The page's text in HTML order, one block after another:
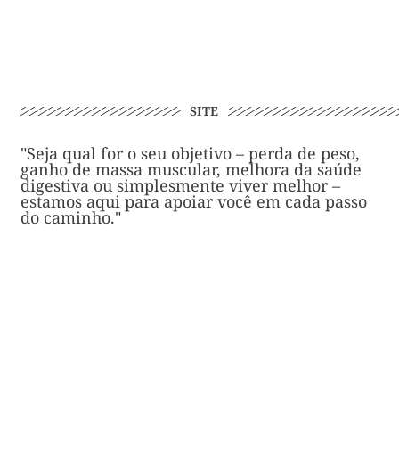
SITE
"Seja qual for o seu objetivo – perda de peso,
ganho de massa muscular, melhora da saúde
digestiva ou simplesmente viver melhor –
estamos aqui para apoiar você em cada passo
do caminho."